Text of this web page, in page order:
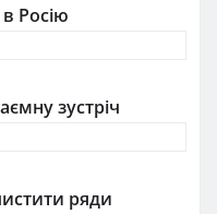
Росію
зустріч
ряди